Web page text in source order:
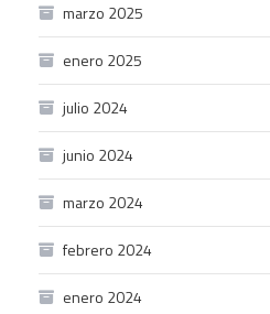
marzo 2025
enero 2025
julio 2024
junio 2024
marzo 2024
febrero 2024
enero 2024